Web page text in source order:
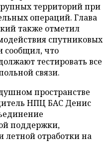
территорий при
операций. Глава
также отметил
спутниковых
сообщил, что
тестировать все
связи.
пространстве
НПЦ БАС Денис
поддержки,
летной отработки на